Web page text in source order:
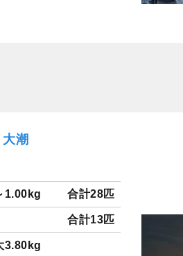
潮
1.00kg 合計28匹
合計13匹
3.80kg